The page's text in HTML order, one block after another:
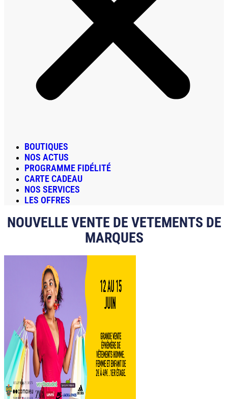
BOUTIQUES
NOS ACTUS
PROGRAMME FIDÉLITÉ
CARTE CADEAU
NOS SERVICES
LES OFFRES
NOUVELLE VENTE DE VETEMENTS DE
MARQUES